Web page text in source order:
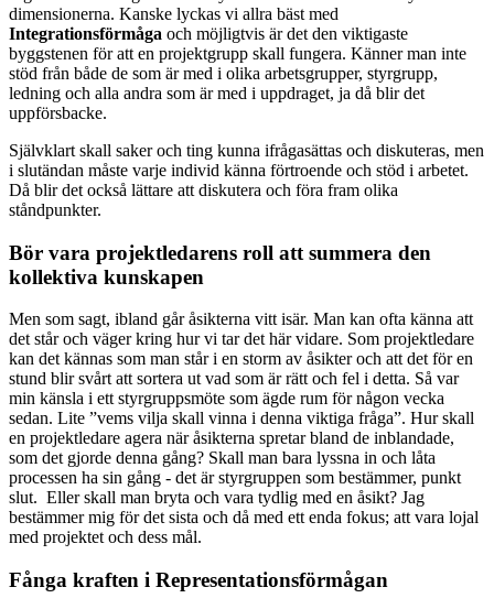
dimensionerna. Kanske lyckas vi allra bäst med
Integrationsförmåga och möjligtvis är det den viktigaste
byggstenen för att en projektgrupp skall fungera. Känner man inte
stöd från både de som är med i olika arbetsgrupper, styrgrupp,
ledning och alla andra som är med i uppdraget, ja då blir det
uppförsbacke.
Självklart skall saker och ting kunna ifrågasättas och diskuteras, men
i slutändan måste varje individ känna förtroende och stöd i arbetet.
Då blir det också lättare att diskutera och föra fram olika
ståndpunkter.
Bör vara projektledarens roll att summera den
kollektiva kunskapen
Men som sagt, ibland går åsikterna vitt isär. Man kan ofta känna att
det står och väger kring hur vi tar det här vidare. Som projektledare
kan det kännas som man står i en storm av åsikter och att det för en
stund blir svårt att sortera ut vad som är rätt och fel i detta. Så var
min känsla i ett styrgruppsmöte som ägde rum för någon vecka
sedan. Lite ”vems vilja skall vinna i denna viktiga fråga”. Hur skall
en projektledare agera när åsikterna spretar bland de inblandade,
som det gjorde denna gång? Skall man bara lyssna in och låta
processen ha sin gång - det är styrgruppen som bestämmer, punkt
slut. Eller skall man bryta och vara tydlig med en åsikt? Jag
bestämmer mig för det sista och då med ett enda fokus; att vara lojal
med projektet och dess mål.
Fånga kraften i Representationsförmågan